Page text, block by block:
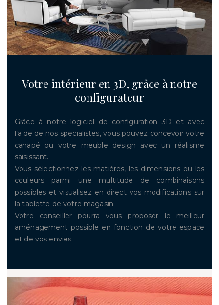
Votre intérieur en 3D, grâce à notre
configurateur
Grâce à notre logiciel de configuration 3D et avec
l’aide de nos spécialistes, vous pouvez concevoir votre
canapé ou votre meuble design avec un réalisme
saisissant.
Vous sélectionnez les matières, les dimensions ou les
couleurs parmi une multitude de combinaisons
possibles et visualisez en direct vos modifications sur
la tablette de votre magasin.
Votre conseiller pourra vous proposer le meilleur
aménagement possible en fonction de votre espace
et de vos envies.